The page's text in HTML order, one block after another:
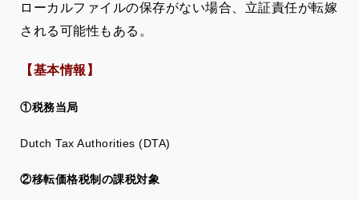
ローカルファイルの保存がない場合、立証責任が転嫁
される可能性もある。
【基本情報】
①税務当局
Dutch Tax Authorities (DTA)
②移転価格税制の課税対象